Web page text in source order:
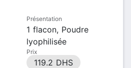
Présentation
1 flacon, Poudre
lyophilisée
Prix
119.2 DHS